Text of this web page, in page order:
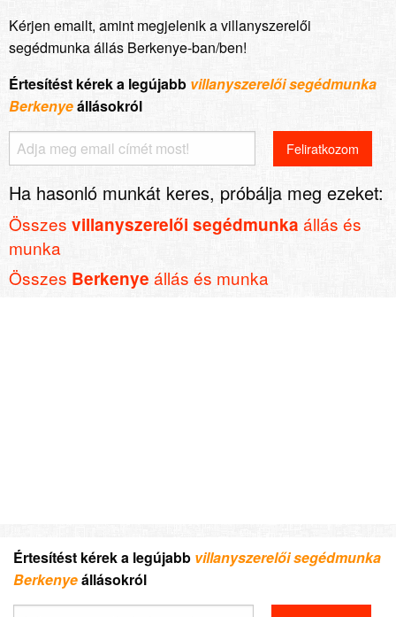
Kérjen emailt, amint megjelenik a villanyszerelői
segédmunka állás Berkenye-ban/ben!
Értesítést kérek a legújabb villanyszerelői segédmunka
Berkenyeállásokról
Ha hasonló munkát keres, próbálja meg ezeket:
Összes villanyszerelői segédmunka állás és
munka
Összes Berkenye állás és munka
Értesítést kérek a legújabb villanyszerelői segédmunka
Berkenyeállásokról